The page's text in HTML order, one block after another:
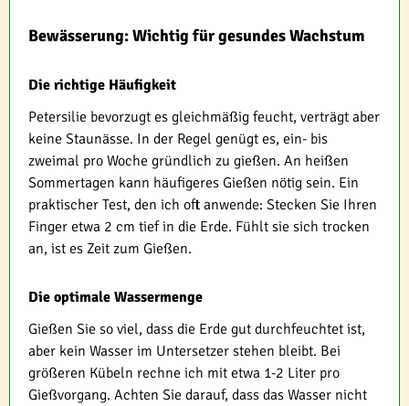
Bewässerung: Wichtig für gesundes Wachstum
Die richtige Häufigkeit
Petersilie bevorzugt es gleichmäßig feucht, verträgt aber
keine Staunässe. In der Regel genügt es, ein- bis
zweimal pro Woche gründlich zu gießen. An heißen
Sommertagen kann häufigeres Gießen nötig sein. Ein
praktischer Test, den ich oft anwende: Stecken Sie Ihren
Finger etwa 2 cm tief in die Erde. Fühlt sie sich trocken
an, ist es Zeit zum Gießen.
Die optimale Wassermenge
Gießen Sie so viel, dass die Erde gut durchfeuchtet ist,
aber kein Wasser im Untersetzer stehen bleibt. Bei
größeren Kübeln rechne ich mit etwa 1-2 Liter pro
Gießvorgang. Achten Sie darauf, dass das Wasser nicht